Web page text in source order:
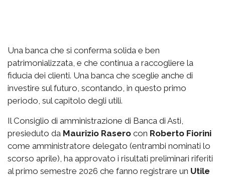
Una banca che si conferma solida e ben
patrimonializzata, e che continua a raccogliere la
fiducia dei clienti. Una banca che sceglie anche di
investire sul futuro, scontando, in questo primo
periodo, sul capitolo degli utili.
Il Consiglio di amministrazione di Banca di Asti,
presieduto da Maurizio Rasero con Roberto Fiorini
come amministratore delegato (entrambi nominati lo
scorso aprile), ha approvato i risultati preliminari riferiti
al primo semestre 2026 che fanno registrare un Utile